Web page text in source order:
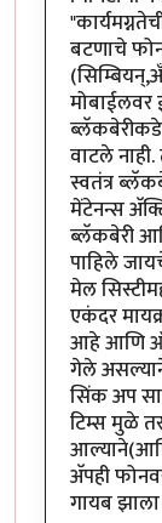
बटणाचे
वाटले
स्वतंत्र
मेंटेनन्स
ब्लॅकबेरी
पाहिले
मेल
एकंदर
आहे आणि
गेले
सिंक अप
टिम्स मुळे
अ‍ॅपही
गायब